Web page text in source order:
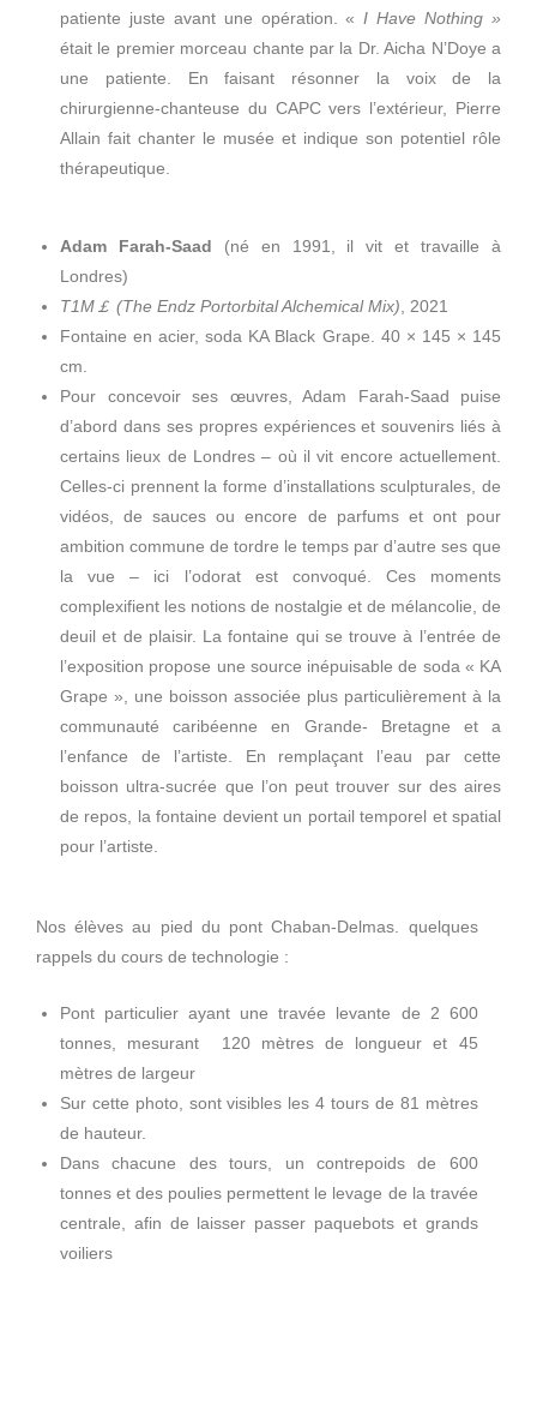
patiente juste avant une opération. «I Have Nothing »
était le premier morceau chante par la Dr. Aicha N’Doye a
une patiente. En faisant résonner la voix de la
chirurgienne-chanteuse du CAPC vers l’extérieur, Pierre
Allain fait chanter le musée et indique son potentiel rôle
thérapeutique.
Adam Farah-Saad
(né en 1991, il vit et travaille à
Londres)
T1M ￡ (The Endz Portorbital Alchemical Mix), 2021
Fontaine en acier, soda KA Black Grape. 40 × 145 × 145
cm.
Pour concevoir ses œuvres, Adam Farah-Saad puise
d’abord dans ses propres expériences et souvenirs liés à
certains lieux de Londres – où il vit encore actuellement.
Celles-ci prennent la forme d’installations sculpturales, de
vidéos, de sauces ou encore de parfums et ont pour
ambition commune de tordre le temps par d’autre ses que
la vue – ici l’odorat est convoqué. Ces moments
complexifient les notions de nostalgie et de mélancolie, de
deuil et de plaisir. La fontaine qui se trouve à l’entrée de
l’exposition propose une source inépuisable de soda « KA
Grape », une boisson associée plus particulièrement à la
communauté caribéenne en Grande- Bretagne et a
l’enfance de l’artiste. En remplaçant l’eau par cette
boisson ultra-sucrée que l’on peut trouver sur des aires
de repos, la fontaine devient un portail temporel et spatial
pour l’artiste.
Nos élèves au pied du pont Chaban-Delmas. quelques
rappels du cours de technologie :
Pont particulier ayant une travée levante de 2 600
tonnes, mesurant 120 mètres de longueur et 45
mètres de largeur
Sur cette photo, sont visibles les 4 tours de 81 mètres
de hauteur.
Dans chacune des tours, un contrepoids de 600
tonnes et des poulies permettent le levage de la travée
centrale, afin de laisser passer paquebots et grands
voiliers